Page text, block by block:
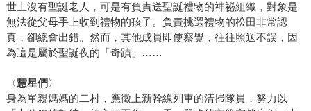
世上沒有聖誕老人，可是有負責送聖誕禮物的神祕組織，對象是
無法從父母手上收到禮物的孩子。負責挑選禮物的松田非常認
真，卻總會出錯。然而，其他成員即使察覺，往往照送不誤，因
為這是屬於聖誕夜的「奇蹟」……
〈慧星們 〉
身為單親媽媽的二村，應徵上新幹線列車的清掃隊員，努力以